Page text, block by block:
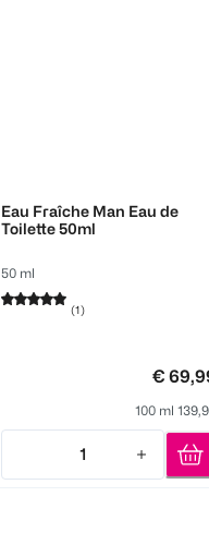
Eau Fraîche Man Eau de
Toilette 50ml
50 ml
(1)
€
100 ml
1
Quantity: 1